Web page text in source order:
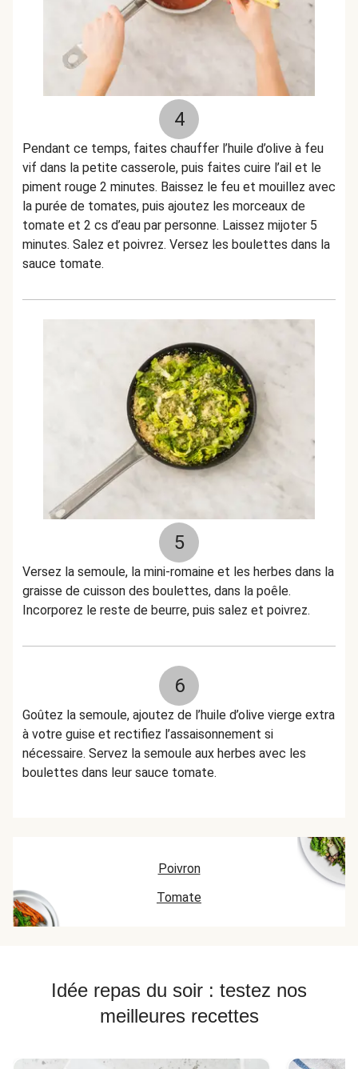
4
Pendant ce temps, faites chauffer l’huile d’olive à feu
vif dans la petite casserole, puis faites cuire l’ail et le
piment rouge 2 minutes. Baissez le feu et mouillez avec
la purée de tomates, puis ajoutez les morceaux de
tomate et 2 cs d’eau par personne. Laissez mijoter 5
minutes. Salez et poivrez. Versez les boulettes dans la
sauce tomate.
5
Versez la semoule, la mini-romaine et les herbes dans la
graisse de cuisson des boulettes, dans la poêle.
Incorporez le reste de beurre, puis salez et poivrez.
6
Goûtez la semoule, ajoutez de l’huile d’olive vierge extra
à votre guise et rectifiez l’assaisonnement si
nécessaire. Servez la semoule aux herbes avec les
boulettes dans leur sauce tomate.
Poivron
Tomate
Idée repas du soir : testez nos
meilleures recettes